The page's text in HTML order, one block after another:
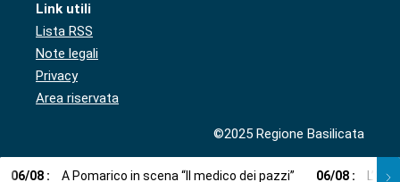
Link utili
Lista RSS
Note legali
Privacy
Area riservata
©2025 Regione Basilicata
06/08 : A Pomarico in scena “Il medico dei pazzi” 06/08 :